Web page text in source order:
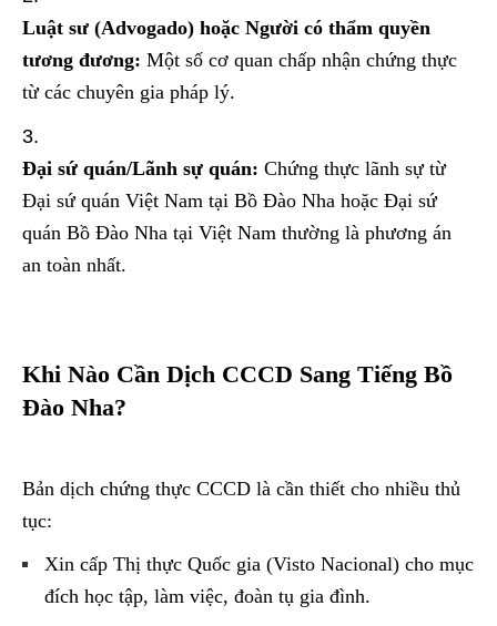
Luật sư (Advogado) hoặc Người có thẩm quyền
tương đương: Một số cơ quan chấp nhận chứng thực
từ các chuyên gia pháp lý.
Đại sứ quán/Lãnh sự quán: Chứng thực lãnh sự từ
Đại sứ quán Việt Nam tại Bồ Đào Nha hoặc Đại sứ
quán Bồ Đào Nha tại Việt Nam thường là phương án
an toàn nhất.
Khi Nào Cần Dịch CCCD Sang Tiếng Bồ
Đào Nha?
Bản dịch chứng thực CCCD là cần thiết cho nhiều thủ
tục:
Xin cấp Thị thực Quốc gia (Visto Nacional) cho mục
đích học tập, làm việc, đoàn tụ gia đình.